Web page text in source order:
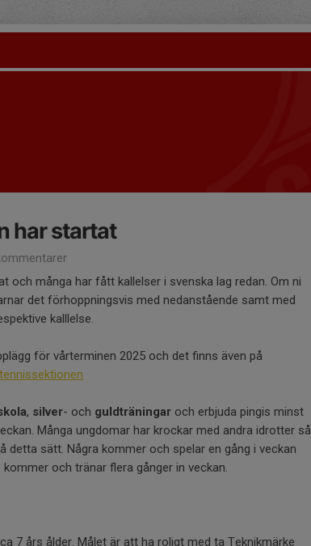
har startat
och många har fått kallelser i svenska lag redan. Om ni
det förhoppningsvis med nedanstående samt med
kalllelse.
för vårterminen 2025 och det finns även på
, silver- och guldträningar och erbjuda pingis minst
Många ungdomar har krockar med andra idrotter så
detta sätt. Några kommer och spelar en gång i veckan
och tränar flera gånger in veckan.
7 års ålder. Målet är att ha roligt med ta Teknikmärke